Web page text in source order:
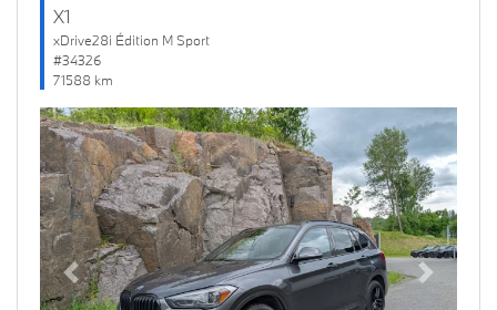
X1
xDrive28i Édition M Sport
#34326
71588 km
Previous Next